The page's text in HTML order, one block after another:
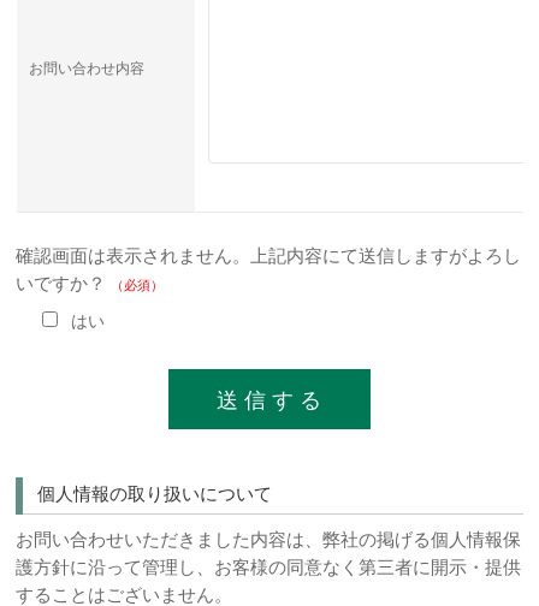
お問い合わせ内容
確認画面は表示されません。上記内容にて送信しますがよろし
いですか？
（必須）
はい
個人情報の取り扱いについて
お問い合わせいただきました内容は、弊社の掲げる個人情報保
護方針に沿って管理し、お客様の同意なく第三者に開示・提供
することはございません。